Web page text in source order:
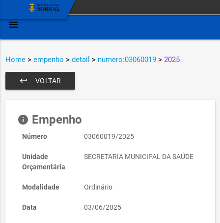
menu
Home > empenho > detail > numero:03060019 > 2025
VOLTAR
keyboard_return
info Empenho
Número 03060019/2025
Unidade
Orçamentária
SECRETARIA MUNICIPAL DA SAÚDE
Modalidade Ordinário
Data 03/06/2025